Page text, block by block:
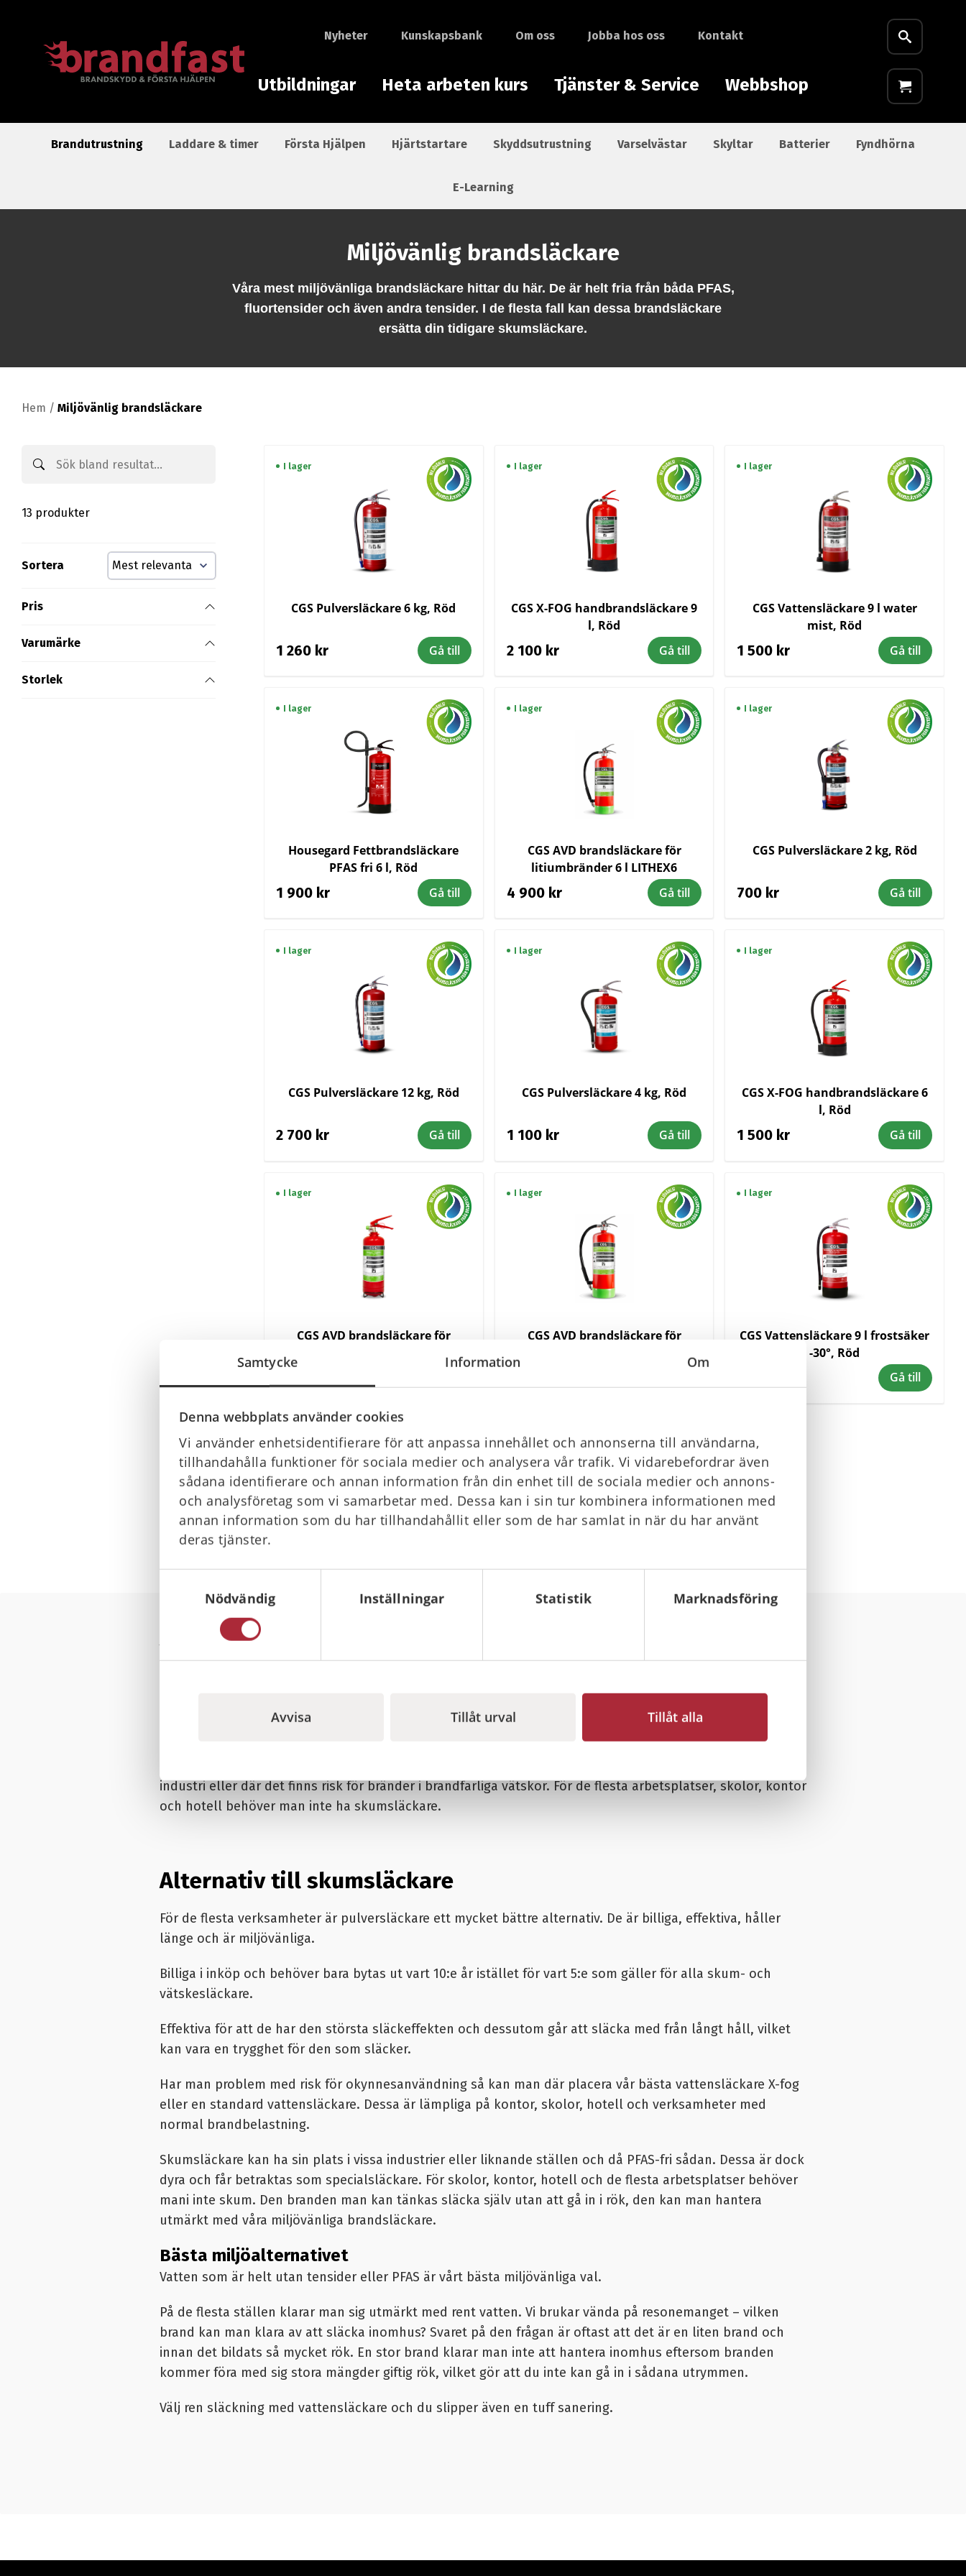
Samtycke Information Om
Denna webbplats använder cookies
Vi använder enhetsidentifierare för att anpassa innehållet och annonserna till användarna,
tillhandahålla funktioner för sociala medier och analysera vår trafik. Vi vidarebefordrar även
sådana identifierare och annan information från din enhet till de sociala medier och annons-
och analysföretag som vi samarbetar med. Dessa kan i sin tur kombinera informationen med
annan information som du har tillhandahållit eller som de har samlat in när du har använt
deras tjänster.
Nödvändig
Inställningar Statistik Marknadsföring
Avvisa Tillåt urval Tillåt alla
Nyheter Kunskapsbank Om oss Jobba hos oss Kontakt
Utbildningar Heta arbeten kurs Tjänster & Service Webbshop
Brandutrustning Laddare & timer Första Hjälpen Hjärtstartare Skyddsutrustning Varselvästar Skyltar Batterier Fyndhörna
E-Learning
Miljövänlig brandsläckare
Våra mest miljövänliga brandsläckare hittar du här. De är helt fria från båda PFAS,
fluortensider och även andra tensider. I de flesta fall kan dessa brandsläckare
ersätta din tidigare skumsläckare.
Hem / Miljövänlig brandsläckare
13 produkter
Sortera
Pris
Varumärke
Storlek
I lager
CGS Pulversläckare 6 kg, Röd
1 260 kr Gå till
I lager
CGS X-FOG handbrandsläckare 9
l, Röd
2 100 kr Gå till
I lager
CGS Vattensläckare 9 l water
mist, Röd
1 500 kr Gå till
I lager
Housegard Fettbrandsläckare
PFAS fri 6 l, Röd
1 900 kr Gå till
I lager
CGS AVD brandsläckare för
litiumbränder 6 l LITHEX6
4 900 kr Gå till
I lager
CGS Pulversläckare 2 kg, Röd
700 kr Gå till
I lager
CGS Pulversläckare 12 kg, Röd
2 700 kr Gå till
I lager
CGS Pulversläckare 4 kg, Röd
1 100 kr Gå till
I lager
CGS X-FOG handbrandsläckare 6
l, Röd
1 500 kr Gå till
I lager
CGS AVD brandsläckare för
I lager
CGS AVD brandsläckare för
I lager
CGS Vattensläckare 9 l frostsäker
-30°, Röd
Gå till
Sida 1 av 2
Första
sidan
Föregående
sida
Nästa
sida
Sista
sidan
Från 2021 slutade vi helt sälja skumsläckare eftersom de innehöll fluortensider (PFAS) som har en mycket
negativ miljöpåverkan. Det kommer även ett förbud men vi byter ut dessa långt innan, eftersom vi fått
industri eller där det finns risk för bränder i brandfarliga vätskor. För de flesta arbetsplatser, skolor, kontor
och hotell behöver man inte ha skumsläckare.
Alternativ till skumsläckare
För de flesta verksamheter är pulversläckare ett mycket bättre alternativ. De är billiga, effektiva, håller
länge och är miljövänliga.
Billiga i inköp och behöver bara bytas ut vart 10:e år istället för vart 5:e som gäller för alla skum- och
vätskesläckare.
Effektiva för att de har den största släckeffekten och dessutom går att släcka med från långt håll, vilket
kan vara en trygghet för den som släcker.
Har man problem med risk för okynnesanvändning så kan man där placera vår bästa vattensläckare X-fog
eller en standard vattensläckare. Dessa är lämpliga på kontor, skolor, hotell och verksamheter med
normal brandbelastning.
Skumsläckare kan ha sin plats i vissa industrier eller liknande ställen och då PFAS-fri sådan. Dessa är dock
dyra och får betraktas som specialsläckare. För skolor, kontor, hotell och de flesta arbetsplatser behöver
mani inte skum. Den branden man kan tänkas släcka själv utan att gå in i rök, den kan man hantera
utmärkt med våra miljövänliga brandsläckare.
Bästa miljöalternativet
Vatten som är helt utan tensider eller PFAS är vårt bästa miljövänliga val.
På de flesta ställen klarar man sig utmärkt med rent vatten. Vi brukar vända på resonemanget – vilken
brand kan man klara av att släcka inomhus? Svaret på den frågan är oftast att det är en liten brand och
innan det bildats så mycket rök. En stor brand klarar man inte att hantera inomhus eftersom branden
kommer föra med sig stora mängder giftig rök, vilket gör att du inte kan gå in i sådana utrymmen.
Välj ren släckning med vattensläckare och du slipper även en tuff sanering.